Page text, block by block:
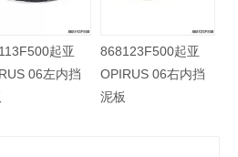
起亚
06左内挡
868123F500起亚
OPIRUS 06右内挡
泥板